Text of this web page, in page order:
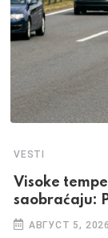
VESTI
Visoke
saobraćaju:
АВГУСТ 5, 2026